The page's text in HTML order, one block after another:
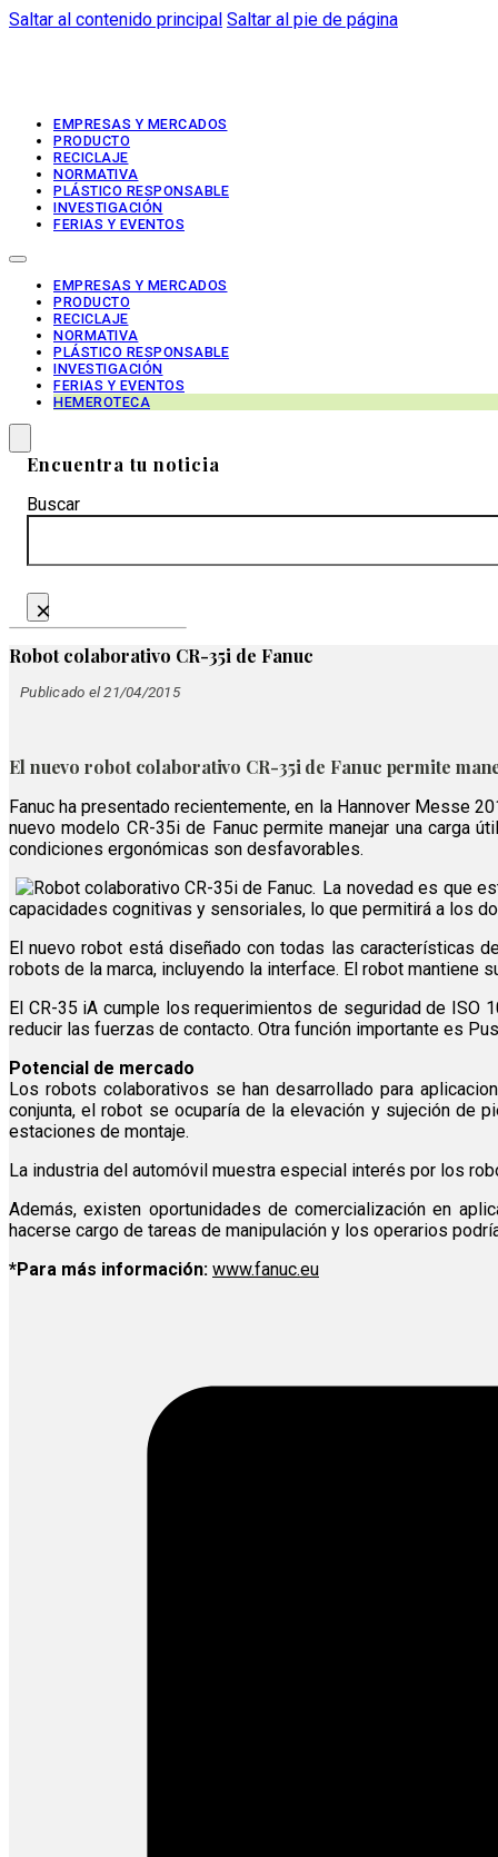
Saltar al contenido principal Saltar al pie de página
EMPRESAS Y MERCADOS
PRODUCTO
RECICLAJE
NORMATIVA
PLÁSTICO RESPONSABLE
INVESTIGACIÓN
FERIAS Y EVENTOS
EMPRESAS Y MERCADOS
PRODUCTO
RECICLAJE
NORMATIVA
PLÁSTICO RESPONSABLE
INVESTIGACIÓN
FERIAS Y EVENTOS
HEMEROTECA
Encuentra tu noticia
Buscar
×
Robot colaborativo CR-35i de Fanuc
Publicado el 21/04/2015
El nuevo robot colaborativo CR-35i de Fanuc permite
Fanuc ha presentado recientemente, en la Hannover Messe
nuevo modelo CR-35i de Fanuc permite manejar una carga
condiciones ergonómicas son desfavorables.
La novedad es que
capacidades cognitivas y sensoriales, lo que permitirá a los
El nuevo robot está diseñado con todas las características
robots de la marca, incluyendo la interface. El robot mantiene
El CR-35 iA cumple los requerimientos de seguridad de ISO
reducir las fuerzas de contacto. Otra función importante es
Potencial de mercado
Los robots colaborativos se han desarrollado para
conjunta, el robot se ocuparía de la elevación y sujeción de
estaciones de montaje.
La industria del automóvil muestra especial interés por los
Además, existen oportunidades de comercialización en
hacerse cargo de tareas de manipulación y los operarios
*Para más información: www.fanuc.eu